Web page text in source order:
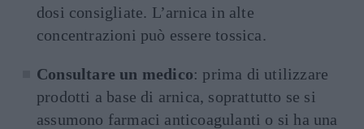
dosi consigliate. L’arnica in alte
concentrazioni può essere tossica.
Consultare un medico: prima di utilizzare
prodotti a base di arnica, soprattutto se si
assumono farmaci anticoagulanti o si ha una